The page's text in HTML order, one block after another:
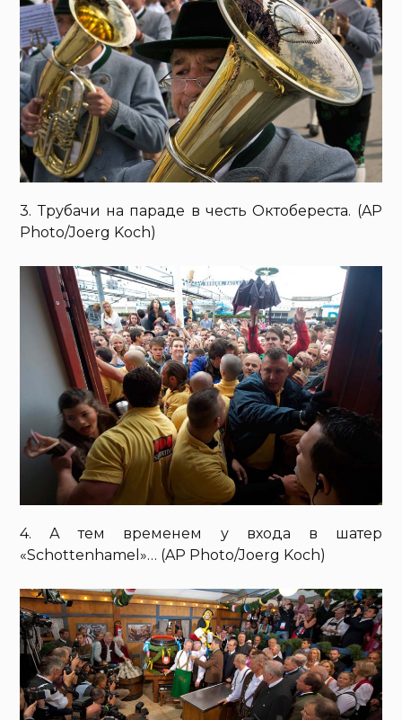
3. Трубачи на параде в честь Октобереста. (AP
Photo/Joerg Koch)
4. А тем временем у входа в шатер
«Schottenhamel»… (AP Photo/Joerg Koch)